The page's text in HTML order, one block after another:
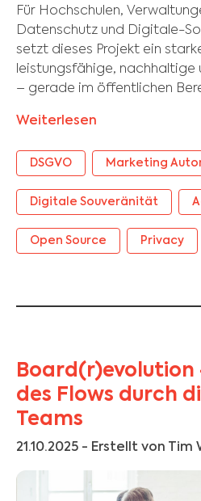
Für Hochschulen,
Datenschutz und Digitale-
setzt dieses Projekt ein
leistungsfähige, nachhaltige
– gerade im öffentlichen
Weiterlesen
DSGVO Marketing
Digitale Souveränität
Open Source Privacy
des Flows durch
Teams
21.10.2025 - Erstellt von Tim